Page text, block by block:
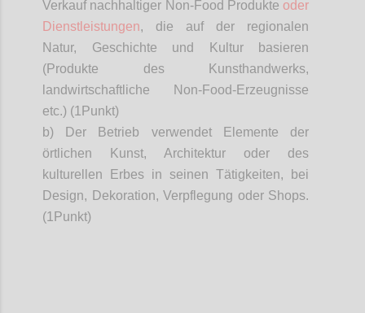
Verkauf nachhaltiger Non-Food Produkte oder
Dienstleistungen, die auf der regionalen
Natur, Geschichte und Kultur basieren
(Produkte des Kunsthandwerks,
landwirtschaftliche Non-Food-Erzeugnisse
etc.) (1 Punkt)
b) Der Betrieb verwendet Elemente der
örtlichen Kunst, Architektur oder des
kulturellen Erbes in seinen Tätigkeiten, bei
Design, Dekoration, Verpflegung oder Shops.
(1 Punkt)